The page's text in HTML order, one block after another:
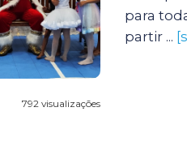
792 visualizações
para
partir ...